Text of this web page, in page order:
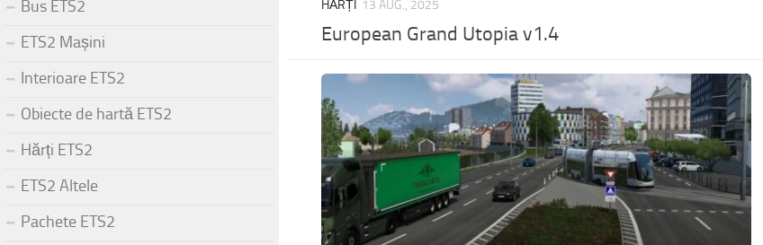
HĂRȚI 13 AUG., 2025
European Grand Utopia v1.4
Bus ETS2
ETS2 Mașini
Interioare ETS2
Obiecte de hartă ETS2
Hărți ETS2
ETS2 Altele
Pachete ETS2